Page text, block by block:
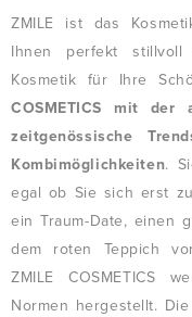
ZMILE ist das
Ihnen perfekt stillvoll
Kosmetik für Ihre
COSMETICS mit der
zeitgenössische
Kombimöglichkeiten.
egal ob Sie sich erst
ein Traum-Date, einen
dem roten Teppich
ZMILE COSMETICS
Normen hergestellt.